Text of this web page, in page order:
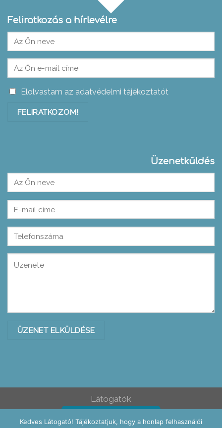
Feliratkozás a hírlevélre
Elolvastam az adatvédelmi tájékoztatót
Üzenetküldés
Please leave this field empty.
Please leave this field empty.
Látogatók
Ez az oldal: 0
Kedves Látogató! Tájékoztatjuk, hogy a honlap felhasználói